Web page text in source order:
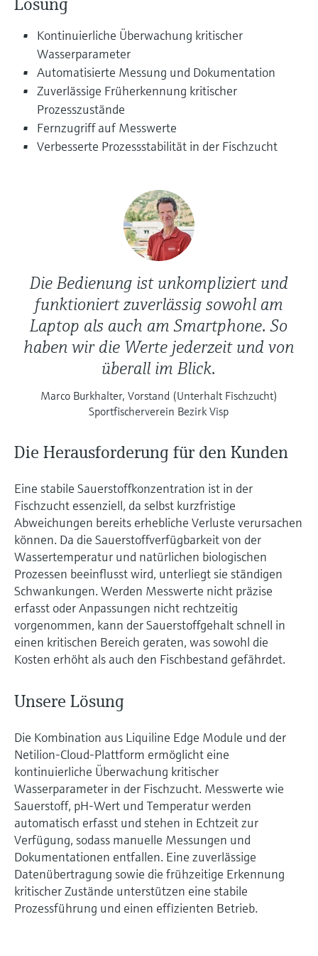
Produktspezifische Informationen und
Dokumente finden
Ersatzteilsuche
Ersatzteile anhand von Produktwurzel,
Bestellcode oder Seriennummer finden
Füllstandsmessung
Füllstandsmessung Druck
Alle ansehen
Analysatoren für Härte, Eisen,
Aluminium & Chromat
Prozessphotometer
Mikrowellentransmission
Memosens-Technologie
Kontinuierliche Überwachung kritischer
Wasserparameter
Automatisierte Messung und Dokumentation
Zuverlässige Früherkennung kritischer
Prozesszustände
Fernzugriff auf Messwerte
Verbesserte Prozessstabilität in der Fischzucht
Die Bedienung ist unkompliziert und
funktioniert zuverlässig sowohl am
Laptop als auch am Smartphone. So
haben wir die Werte jederzeit und von
überall im Blick.
Marco Burkhalter, Vorstand (Unterhalt Fischzucht)
Sportfischerverein Bezirk Visp
Die Herausforderung für den Kunden
Eine stabile Sauerstoffkonzentration ist in der
Fischzucht essenziell, da selbst kurzfristige
Abweichungen bereits erhebliche Verluste verursachen
können. Da die Sauerstoffverfügbarkeit von der
Wassertemperatur und natürlichen biologischen
Prozessen beeinflusst wird, unterliegt sie ständigen
Schwankungen. Werden Messwerte nicht präzise
erfasst oder Anpassungen nicht rechtzeitig
vorgenommen, kann der Sauerstoffgehalt schnell in
einen kritischen Bereich geraten, was sowohl die
Kosten erhöht als auch den Fischbestand gefährdet.
Unsere Lösung
Die Kombination aus Liquiline Edge Module und der
Netilion-Cloud‑Plattform ermöglicht eine
kontinuierliche Überwachung kritischer
Wasserparameter in der Fischzucht. Messwerte wie
Sauerstoff, pH‑Wert und Temperatur werden
automatisch erfasst und stehen in Echtzeit zur
Verfügung, sodass manuelle Messungen und
Dokumentationen entfallen. Eine zuverlässige
Datenübertragung sowie die frühzeitige Erkennung
kritischer Zustände unterstützen eine stabile
Prozessführung und einen effizienten Betrieb.